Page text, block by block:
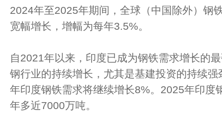
2024年至2025年期间，全球（中国除外）钢
宽幅增长，增幅为每年3.5%。
自2021年以来，印度已成为钢铁需求增长的
钢行业的持续增长，尤其是基建投资的持续
年印度钢铁需求将继续增长8%。2025年印度
年多近7000万吨。